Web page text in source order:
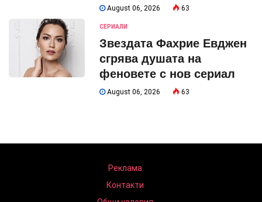
August 06, 2026 63
СЕРИАЛИ
Звездата Фахрие Евджен
сгрява душата на
феновете с нов сериал
August 06, 2026 63
Реклама
Контакти